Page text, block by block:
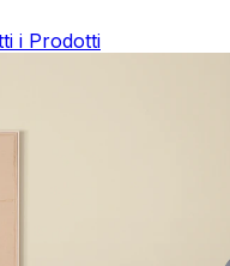
i Prodotti